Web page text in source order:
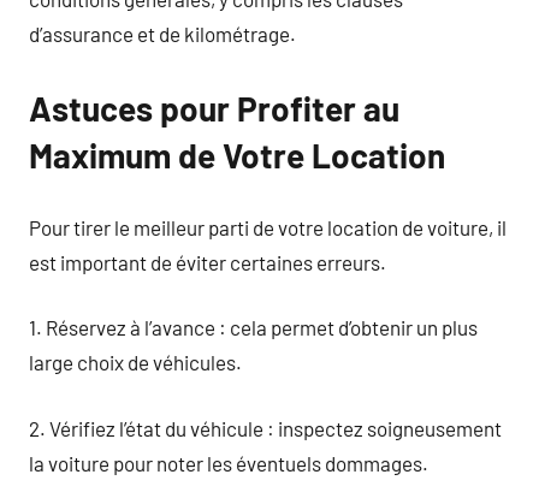
d’assurance et de kilométrage.
Astuces pour Profiter au
Maximum de Votre Location
Pour tirer le meilleur parti de votre location de voiture, il
est important de éviter certaines erreurs.
1. Réservez à l’avance : cela permet d’obtenir un plus
large choix de véhicules.
2. Vérifiez l’état du véhicule : inspectez soigneusement
la voiture pour noter les éventuels dommages.